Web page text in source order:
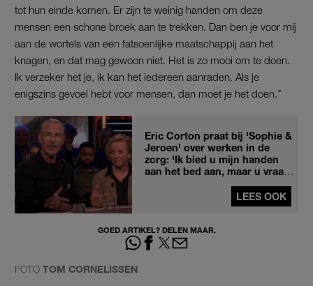
tot hun einde komen. Er zijn te weinig handen om deze
mensen een schone broek aan te trekken. Dan ben je voor mij
aan de wortels van een fatsoenlijke maatschappij aan het
knagen, en dat mag gewoon niet. Het is zo mooi om te doen.
Ik verzeker het je, ik kan het iedereen aanraden. Als je
enigszins gevoel hebt voor mensen, dan moet je het doen.”
Eric Corton praat bij 'Sophie &
Jeroen' over werken in de
zorg: 'Ik bied u mijn handen
aan het bed aan, maar u vraagt
LEES OOK
GOED ARTIKEL? DELEN MAAR.
FOTO TOM CORNELISSEN